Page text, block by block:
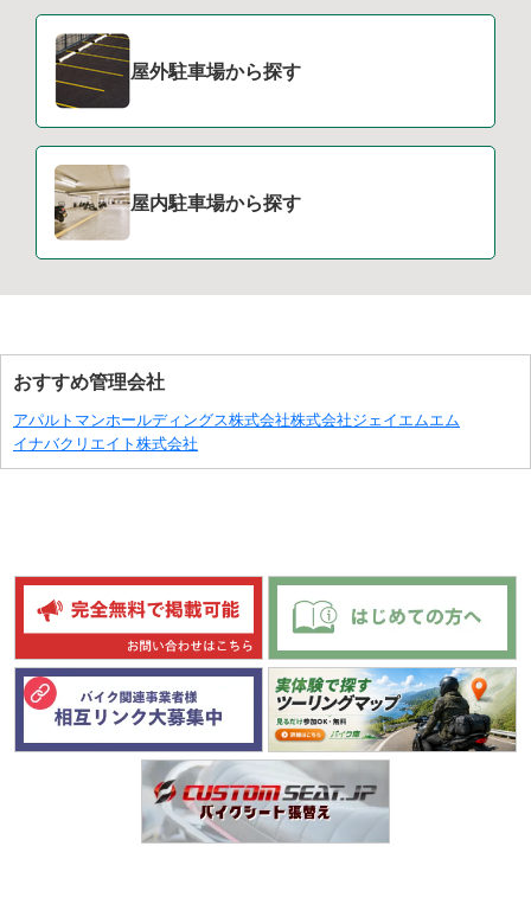
屋外駐車場から探す
屋内駐車場から探す
おすすめ管理会社
アパルトマンホールディングス株式会社株式会社ジェイエムエム
イナバクリエイト株式会社